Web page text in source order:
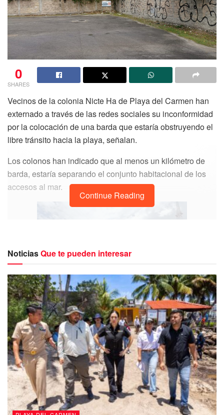
0
SHARES
Vecinos de la colonia Nicte Ha de Playa del Carmen han
externado a través de las redes sociales su inconformidad
por la colocación de una barda que estaría obstruyendo el
libre tránsito hacia la playa, señalan.
Los colonos han indicado que al menos un kilómetro de
barda, estaría separando el conjunto habitacional de los
accesos al mar.
Barda impide el paso de colonos de Nicte Ha hacia la
zona de playa
Asimismo, indicaron que la extensa pared que abarcaría
aproximadamente mil metros, presuntamente pertenecería
al dueño de una compañía nacional de servicios
financieros, mueblería y línea blanca.
Continue Reading
NoticiasQue te pueden interesar